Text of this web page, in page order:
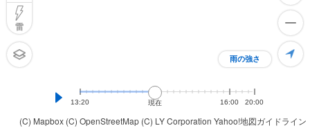
(C) Mapbox (C) OpenStreetMap (C) LY Corporation Yahoo!地図ガイドライン
雨の強さ
雷
13:20 現在 16:00 20:00